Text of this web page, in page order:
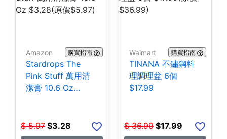
Amazon 購買指南
Stardrops The
Pink Stuff 萬用清
潔膏 10.6 Oz
$ 5.97 $3.28
Walmart 購買指南
TINANA 不鏽鋼料
理調理盆 6個
$17.99
$ 36.99 $17.99